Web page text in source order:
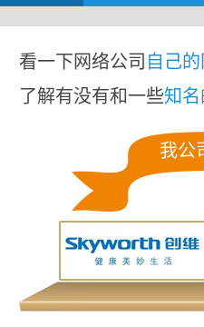
看一下网络公司 自己
了解有没有和一些知
我公